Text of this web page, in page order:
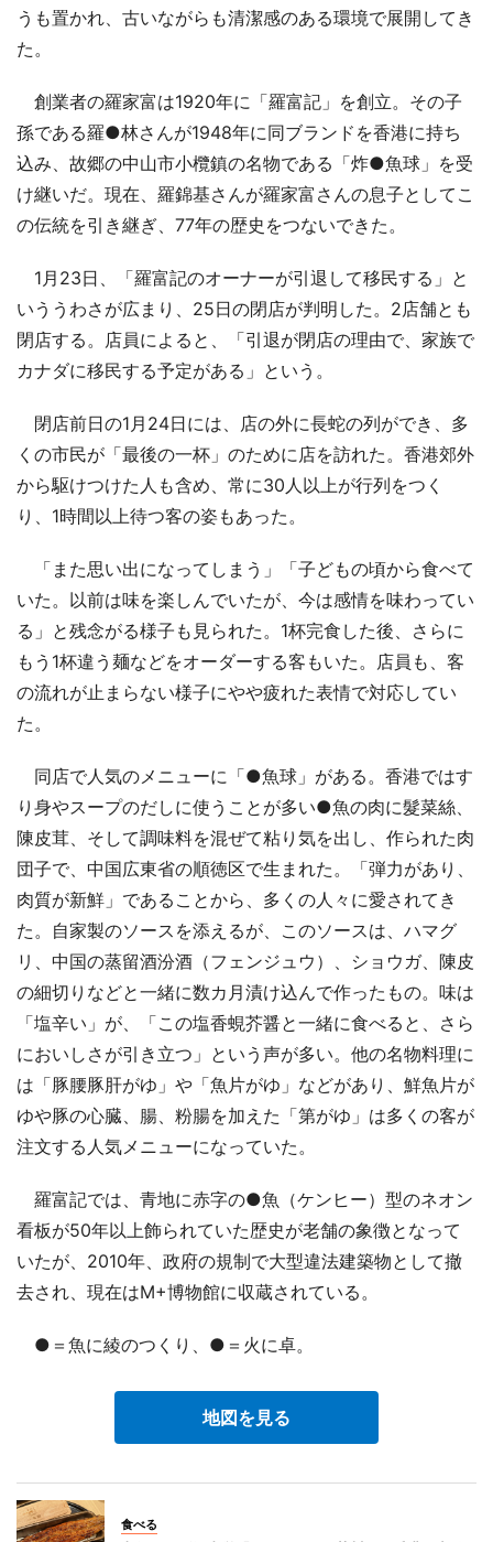
うも置かれ、古いながらも清潔感のある環境で展開してき
た。
創業者の羅家富は1920年に「羅富記」を創立。その子
孫である羅●林さんが1948年に同ブランドを香港に持ち
込み、故郷の中山市小欖鎮の名物である「炸●魚球」を受
け継いだ。現在、羅錦基さんが羅家富さんの息子としてこ
の伝統を引き継ぎ、77年の歴史をつないできた。
1月23日、「羅富記のオーナーが引退して移民する」と
いううわさが広まり、25日の閉店が判明した。2店舗とも
閉店する。店員によると、「引退が閉店の理由で、家族で
カナダに移民する予定がある」という。
閉店前日の1月24日には、店の外に長蛇の列ができ、多
くの市民が「最後の一杯」のために店を訪れた。香港郊外
から駆けつけた人も含め、常に30人以上が行列をつく
り、1時間以上待つ客の姿もあった。
「また思い出になってしまう」「子どもの頃から食べて
いた。以前は味を楽しんでいたが、今は感情を味わってい
る」と残念がる様子も見られた。1杯完食した後、さらに
もう1杯違う麺などをオーダーする客もいた。店員も、客
の流れが止まらない様子にやや疲れた表情で対応してい
た。
同店で人気のメニューに「●魚球」がある。香港ではす
り身やスープのだしに使うことが多い●魚の肉に髮菜絲、
陳皮茸、そして調味料を混ぜて粘り気を出し、作られた肉
団子で、中国広東省の順徳区で生まれた。「弾力があり、
肉質が新鮮」であることから、多くの人々に愛されてき
た。自家製のソースを添えるが、このソースは、ハマグ
リ、中国の蒸留酒汾酒（フェンジュウ）、ショウガ、陳皮
の細切りなどと一緒に数カ月漬け込んで作ったもの。味は
「塩辛い」が、「この塩香蜆芥醤と一緒に食べると、さら
においしさが引き立つ」という声が多い。他の名物料理に
は「豚腰豚肝がゆ」や「魚片がゆ」などがあり、鮮魚片が
ゆや豚の心臓、腸、粉腸を加えた「第がゆ」は多くの客が
注文する人気メニューになっていた。
羅富記では、青地に赤字の●魚（ケンヒー）型のネオン
看板が50年以上飾られていた歴史が老舗の象徴となって
いたが、2010年、政府の規制で大型違法建築物として撤
去され、現在はM+博物館に収蔵されている。
●＝魚に綾のつくり、●＝火に卓。
地図を見る
食べる